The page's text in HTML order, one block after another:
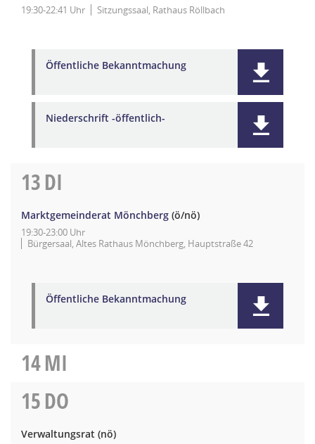
19:30-22:41 Uhr Sitzungssaal, Rathaus Röllbach
Öffentliche Bekanntmachung
Niederschrift -öffentlich-
13DI
Marktgemeinderat Mönchberg (ö/nö)
19:30-23:00 Uhr
Bürgersaal, Altes Rathaus Mönchberg, Hauptstraße 42
Öffentliche Bekanntmachung
14MI
15DO
Verwaltungsrat (nö)